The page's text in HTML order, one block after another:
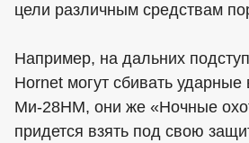
цели различным средствам
Например, на дальних
Hornet могут сбивать ударные
Ми-28НМ, они же «Ночные
придется взять под свою